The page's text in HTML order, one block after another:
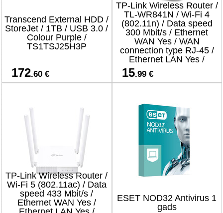
Transcend External HDD /
StoreJet / 1TB / USB 3.0 /
Colour Purple /
TS1TSJ25H3P
172.60 €
TP-Link Wireless Router /
TL-WR841N / Wi-Fi 4
(802.11n) / Data speed
300 Mbit/s / Ethernet
WAN Yes / WAN
connection type RJ-45 /
Ethernet LAN Yes /
4xLAN ports
15.99 €
TP-Link Wireless Router /
Wi-Fi 5 (802.11ac) / Data
speed 433 Mbit/s /
Ethernet WAN Yes /
ESET NOD32 Antivirus 1
gads